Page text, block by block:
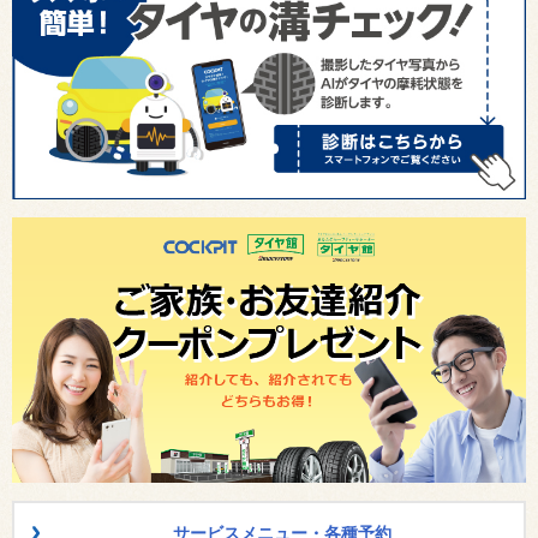
サービスメニュー・各種予約